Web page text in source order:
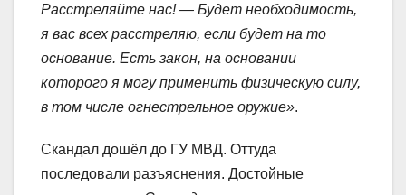
Расстреляйте нас! — Будет необходимость,
я вас всех расстреляю, если будет на то
основание. Есть закон, на основании
которого я могу применить физическую силу,
в том числе огнестрельное оружие».
Скандал дошёл до ГУ МВД. Оттуда
последовали разъяснения. Достойные